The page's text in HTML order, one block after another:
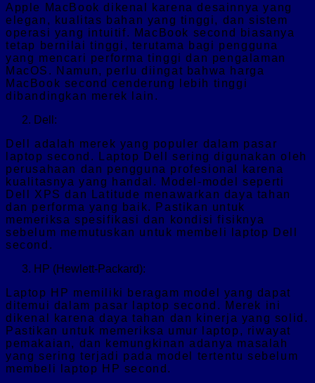
Apple MacBook dikenal karena desainnya yang
elegan, kualitas bahan yang tinggi, dan sistem
operasi yang intuitif. MacBook second biasanya
tetap bernilai tinggi, terutama bagi pengguna
yang mencari performa tinggi dan pengalaman
MacOS. Namun, perlu diingat bahwa harga
MacBook second cenderung lebih tinggi
dibandingkan merek lain.
Dell:
Dell adalah merek yang populer dalam pasar
laptop second. Laptop Dell sering digunakan oleh
perusahaan dan pengguna profesional karena
kualitasnya yang handal. Model-model seperti
Dell XPS dan Latitude menawarkan daya tahan
dan performa yang baik. Pastikan untuk
memeriksa spesifikasi dan kondisi fisiknya
sebelum memutuskan untuk membeli laptop Dell
second.
HP (Hewlett-Packard):
Laptop HP memiliki beragam model yang dapat
ditemui dalam pasar laptop second. Merek ini
dikenal karena daya tahan dan kinerja yang solid.
Pastikan untuk memeriksa umur laptop, riwayat
pemakaian, dan kemungkinan adanya masalah
yang sering terjadi pada model tertentu sebelum
membeli laptop HP second.